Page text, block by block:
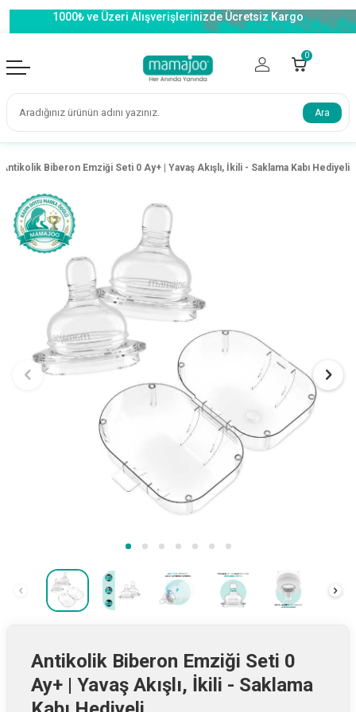
1000₺ ve Üzeri Alışverişlerinizde Ücretsiz Kargo
0
Ara
Antikolik Biberon Emziği Seti 0 Ay+ | Yavaş Akışlı, İkili - Saklama Kabı Hediyeli
Antikolik Biberon Emziği Seti 0
Ay+ | Yavaş Akışlı, İkili - Saklama